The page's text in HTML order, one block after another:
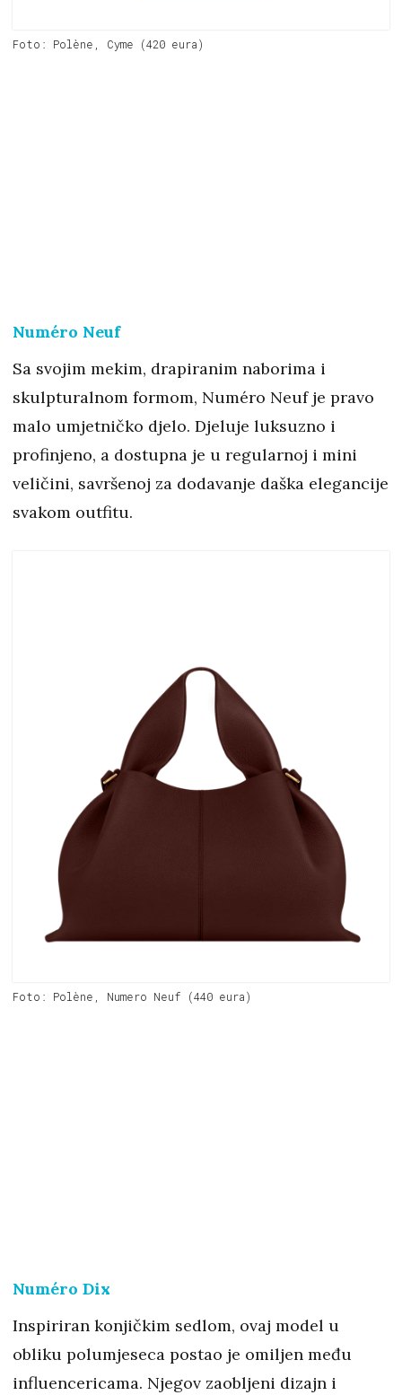
Foto: Polène, Cyme (420 eura)
Numéro Neuf
Sa svojim mekim, drapiranim naborima i
skulpturalnom formom, Numéro Neuf je pravo
malo umjetničko djelo. Djeluje luksuzno i
profinjeno, a dostupna je u regularnoj i mini
veličini, savršenoj za dodavanje daška elegancije
svakom outfitu.
Foto: Polène, Numero Neuf (440 eura)
Numéro Dix
Inspiriran konjičkim sedlom, ovaj model u
obliku polumjeseca postao je omiljen među
influencericama. Njegov zaobljeni dizajn i